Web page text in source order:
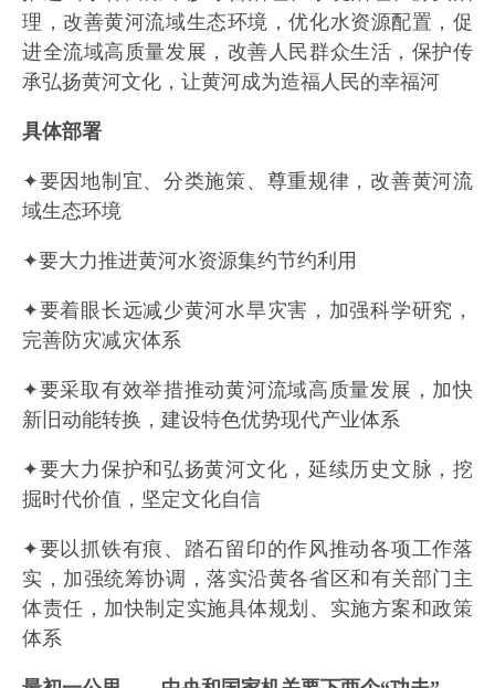
理，改善黄河流域生态环境，优化水资源配置，促
进全流域高质量发展，改善人民群众生活，保护传
承弘扬黄河文化，让黄河成为造福人民的幸福河
具体部署
✦要因地制宜、分类施策、尊重规律，改善黄河流
域生态环境
✦要大力推进黄河水资源集约节约利用
✦要着眼长远减少黄河水旱灾害，加强科学研究，
完善防灾减灾体系
✦要采取有效举措推动黄河流域高质量发展，加快
新旧动能转换，建设特色优势现代产业体系
✦要大力保护和弘扬黄河文化，延续历史文脉，挖
掘时代价值，坚定文化自信
✦要以抓铁有痕、踏石留印的作风推动各项工作落
实，加强统筹协调，落实沿黄各省区和有关部门主
体责任，加快制定实施具体规划、实施方案和政策
体系